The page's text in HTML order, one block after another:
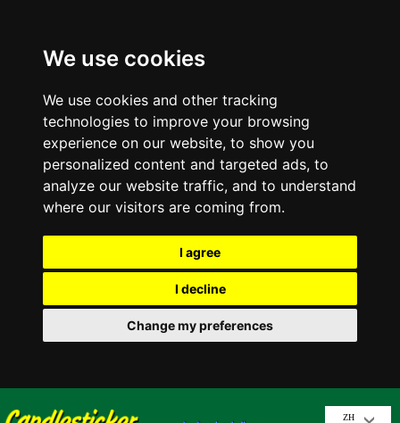
We use cookies
We use cookies and other tracking
technologies to improve your browsing
experience on our website, to show you
personalized content and targeted ads, to
analyze our website traffic, and to understand
where our visitors are coming from.
I agree
I decline
Change my preferences
ZH